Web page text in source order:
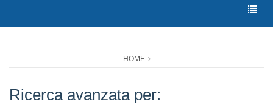
HOME
Ricerca avanzata per: